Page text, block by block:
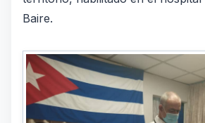
Baire.